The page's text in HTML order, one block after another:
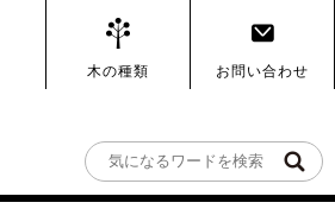
木の種類 お問い合わせ